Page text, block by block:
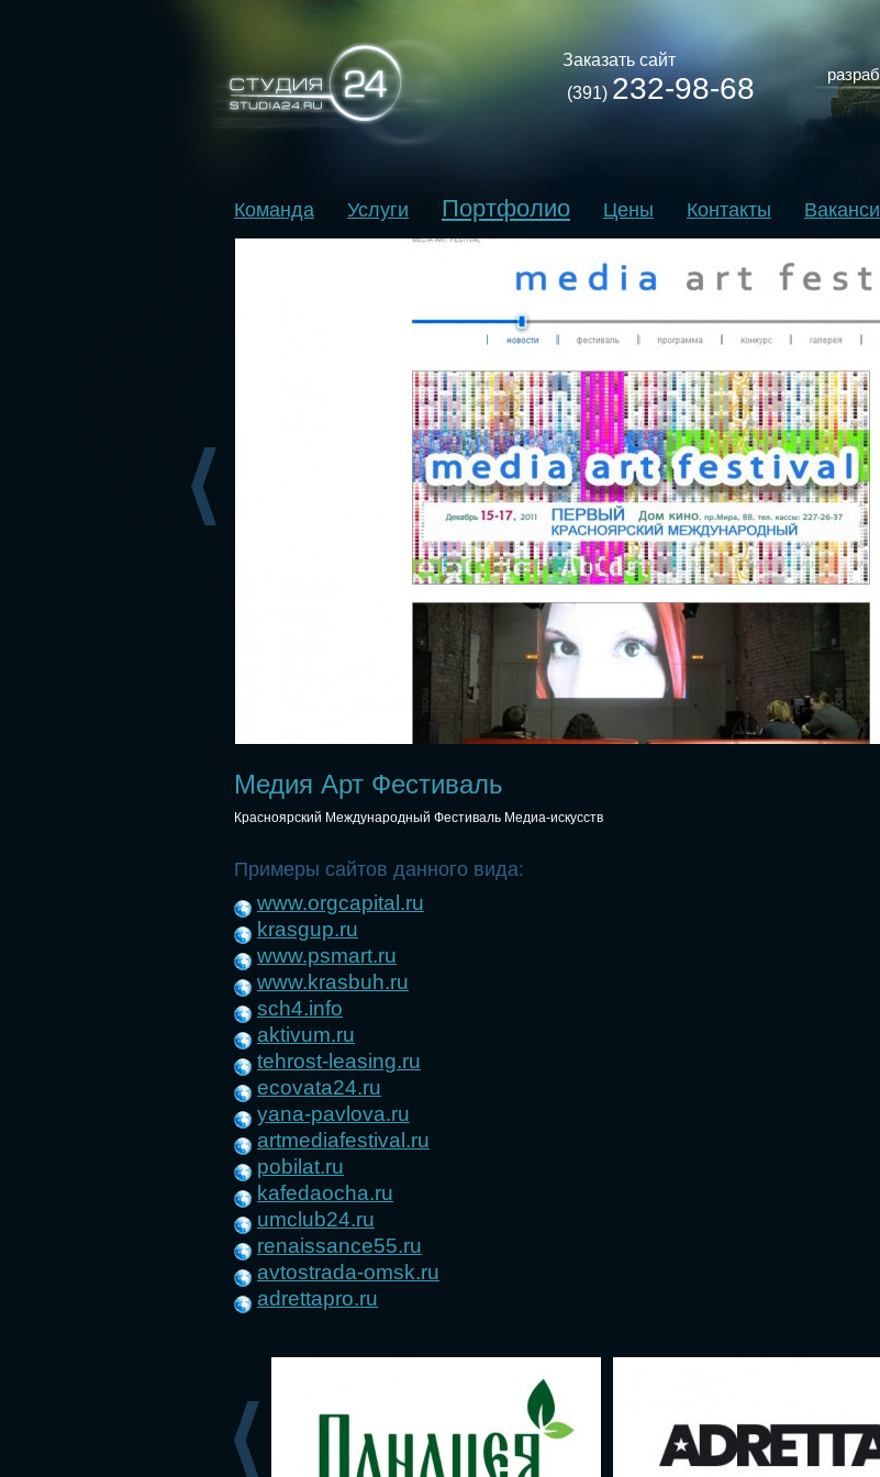
Заказать сайт
(391) 232-98-68
Команда Услуги Портфолио Цены Контакты
Медия Арт Фестиваль
Красноярский Международный Фестиваль Медиа-искусств
Примеры сайтов данного вида:
www.orgcapital.ru
krasgup.ru
www.psmart.ru
www.krasbuh.ru
sch4.info
aktivum.ru
tehrost-leasing.ru
ecovata24.ru
yana-pavlova.ru
artmediafestival.ru
pobilat.ru
kafedaocha.ru
umclub24.ru
renaissance55.ru
avtostrada-omsk.ru
adrettapro.ru